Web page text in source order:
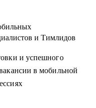
и Тимлидов
и успешного
в мобильной